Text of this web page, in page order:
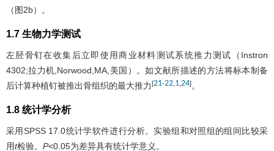
（ 图2b）。
1.7 生物力学测试
左胫骨钉在收集后立即使用商业材料测试系统推力测试（Instron
4302;拉力机,Norwood,MA,美国）。如文献所描述的方法将标本制备
后计算种植钉被推出骨组织的最大推力[21-22 1 24]。
1.8 统计学分析
采用SPSS 17.0统计学软件进行分析。实验组和对照组的组间比较采
用t检验。 P<0.05为差异具有统计学意义。